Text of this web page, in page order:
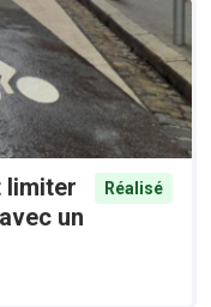
limiter
un
Réalisé